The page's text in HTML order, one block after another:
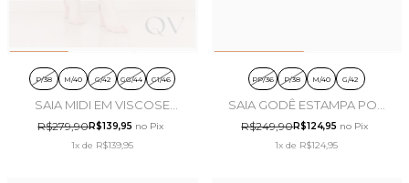
P/38 M/40 G/42 GG/44 G1/46
SAIA MIDI EM VISCOSE
ROSA - PURO SHARMY
R$279,90R$139,95 no Pix
1x de R$139,95
PP/36 P/38 M/40 G/42
SAIA GODÊ ESTAMPA POÁ
VERDE - PURO SHARMY
R$249,90R$124,95 no Pix
1x de R$124,95